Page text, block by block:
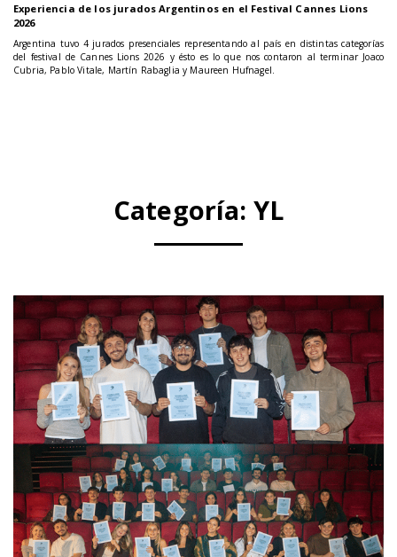
Experiencia de los jurados Argentinos en el Festival Cannes Lions
2026
Argentina tuvo 4 jurados presenciales representando al país en distintas categorías
del festival de Cannes Lions 2026 y ésto es lo que nos contaron al terminar Joaco
Cubria, Pablo Vitale, Martín Rabaglia y Maureen Hufnagel.
Categoría: YL